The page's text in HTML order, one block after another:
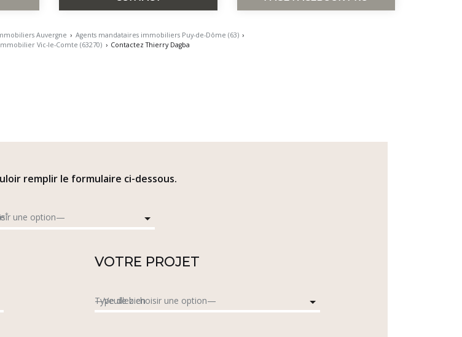
Auvergne › Agents mandataires immobiliers Puy-de-Dôme (63) ›
Vic-le-Comte (63270) › Contactez Thierry Dagba
remplir le formulaire ci-dessous.
*
VOTRE PROJET
Type de bien